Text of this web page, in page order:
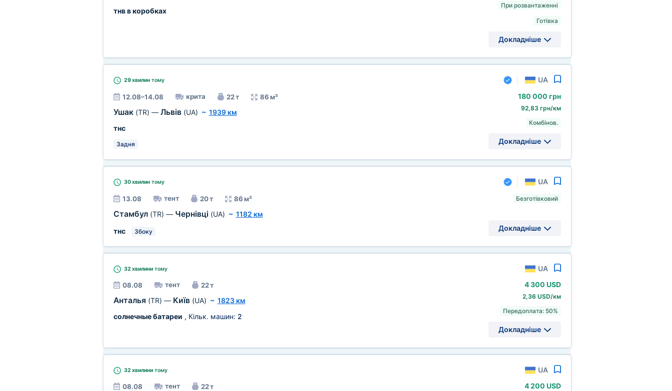
тнв в коробках
При розвантаженні
Готівка
Докладніше
29 хвилинтому UA
12.08–14.08 крита 22 т 86 м³
Ушак (TR) — Львів (UA) ~ 1939 км
тнс
Задня
180 000 грн
92,83 грн/км
Комбінов.
Докладніше
30 хвилинтому UA
13.08 тент 20 т 86 м³
Стамбул (TR) — Чернівці (UA) ~ 1182 км
тнс
Збоку
Безготівковий
Докладніше
32 хвилинитому UA
08.08 тент 22 т
Анталья (TR) — Київ (UA) ~ 1823 км
солнечные батареи , Кільк. машин: 2
4 300 USD
2,36 USD/км
Передоплата: 50%
Докладніше
32 хвилинитому UA
08.08 тент 22 т 4 200 USD